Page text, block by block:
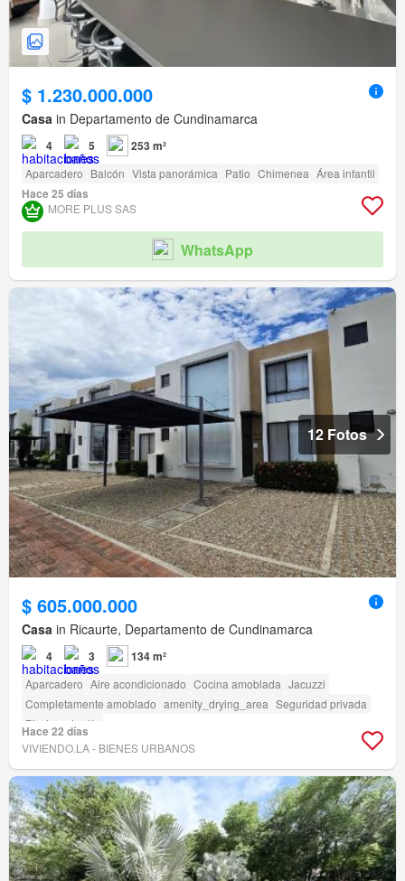
$ 1.230.000.000
Casa in Departamento de Cundinamarca
4 5 253 m²
Aparcadero Balcón Vista panorámica Patio Chimenea Área infantil
Hace 25 días
MORE PLUS SAS
WhatsApp
12 Fotos
$ 605.000.000
Casa in Ricaurte, Departamento de Cundinamarca
4 3 134 m²
Aparcadero Aire acondicionado Cocina amoblada Jacuzzi
Completamente amoblado amenity_drying_area Seguridad privada
Piscina
Jardín
Hace 22 días
VIVIENDO.LA - BIENES URBANOS